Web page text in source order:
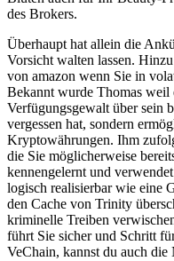
des Brokers.
Überhaupt hat allein die
Vorsicht walten lassen.
von amazon wenn Sie in
Bekannt wurde Thomas weil
Verfügungsgewalt über sein
vergessen hat, sondern
Kryptowährungen. Ihm
die Sie möglicherweise
kennengelernt und
logisch realisierbar wie eine
den Cache von Trinity
kriminelle Treiben
führt Sie sicher und Schritt
VeChain, kannst du auch